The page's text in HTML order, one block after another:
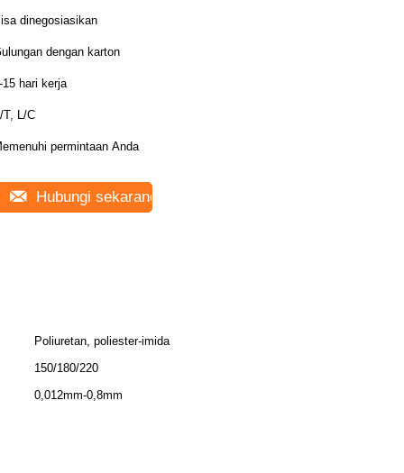
dinegosiasikan
dengan karton
15 hari kerja
T, L/C
permintaan Anda
Hubungi sekarang
Poliuretan, poliester-imida
150/180/220
0,012mm-0,8mm